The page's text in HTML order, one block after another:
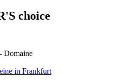
choice
Domaine
in Frankfurt